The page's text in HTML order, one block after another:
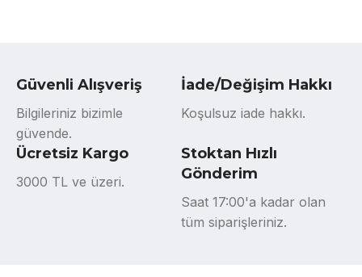
Güvenli Alışveriş
Bilgileriniz bizimle
güvende.
İade/Değişim Hakkı
Koşulsuz iade hakkı.
Ücretsiz Kargo
3000 TL ve üzeri.
Stoktan Hızlı
Gönderim
Saat 17:00'a kadar olan
tüm siparişleriniz.